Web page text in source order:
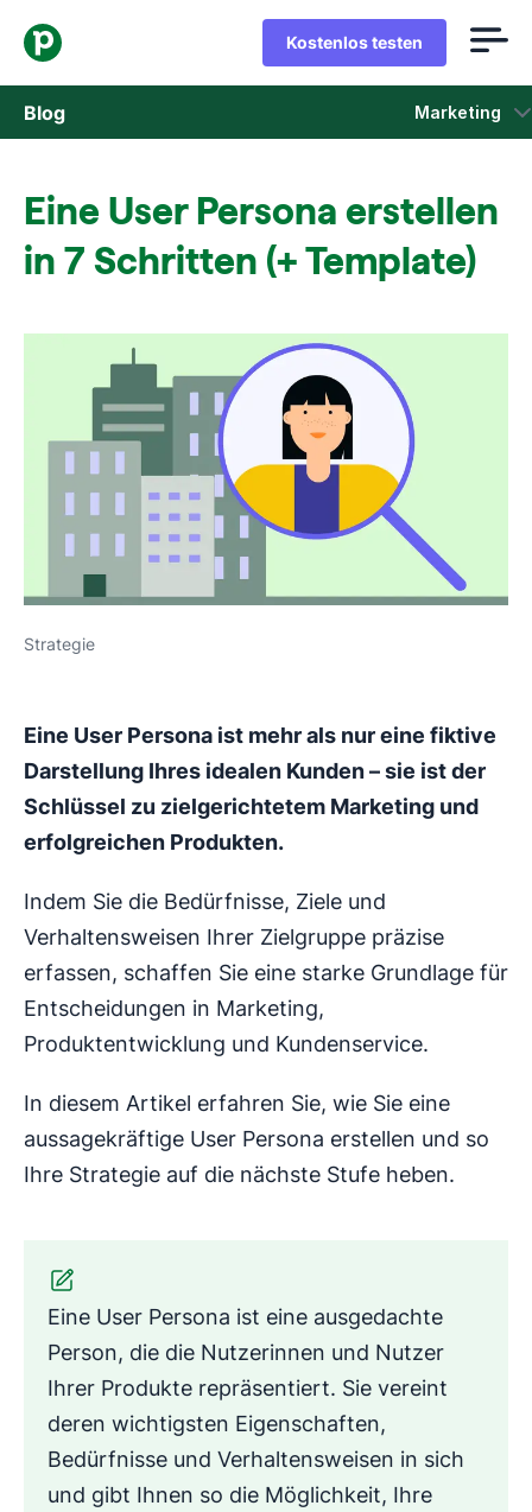
Kostenlos testen
Blog Marketing
Marketing
In neuem Fenster öffnen
Eine User Persona erstellen
in 7 Schritten (+ Template)
Strategie
Eine User Persona ist mehr als nur eine fiktive
Darstellung Ihres idealen Kunden – sie ist der
Schlüssel zu zielgerichtetem Marketing und
erfolgreichen Produkten.
Indem Sie die Bedürfnisse, Ziele und
Verhaltensweisen Ihrer Zielgruppe präzise
erfassen, schaffen Sie eine starke Grundlage für
Entscheidungen in Marketing,
Produktentwicklung und Kundenservice.
In diesem Artikel erfahren Sie, wie Sie eine
aussagekräftige User Persona erstellen und so
Ihre Strategie auf die nächste Stufe heben.
Eine User Persona ist eine ausgedachte
Person, die die Nutzerinnen und Nutzer
Ihrer Produkte repräsentiert. Sie vereint
deren wichtigsten Eigenschaften,
Bedürfnisse und Verhaltensweisen in sich
und gibt Ihnen so die Möglichkeit, Ihre